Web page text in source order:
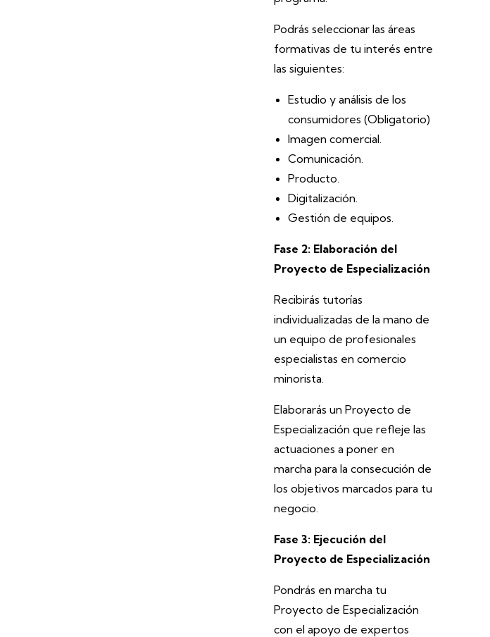
Podrás seleccionar las áreas
formativas de tu interés entre
las siguientes:
Estudio y análisis de los
consumidores (Obligatorio)
Imagen comercial.
Comunicación.
Producto.
Digitalización.
Gestión de equipos.
Fase 2: Elaboración del
Proyecto de Especialización
Recibirás tutorías
individualizadas de la mano de
un equipo de profesionales
especialistas en comercio
minorista.
Elaborarás un Proyecto de
Especialización que refleje las
actuaciones a poner en
marcha para la consecución de
los objetivos marcados para tu
negocio.
Fase 3: Ejecución del
Proyecto de Especialización
Pondrás en marcha tu
Proyecto de Especialización
con el apoyo de expertos